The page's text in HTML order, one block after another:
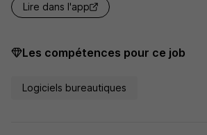
Lire dans l'app
Les compétences pour ce job
Logiciels bureautiques